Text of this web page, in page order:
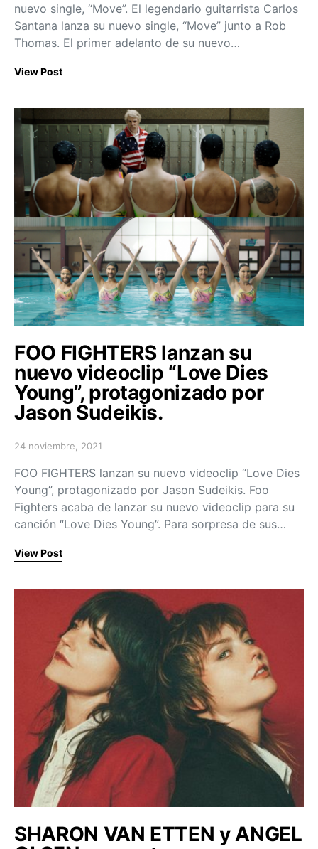
nuevo single, “Move”. El legendario guitarrista Carlos
Santana lanza su nuevo single, “Move” junto a Rob
Thomas. El primer adelanto de su nuevo…
View Post
FOO FIGHTERS lanzan su
nuevo videoclip “Love Dies
Young”, protagonizado por
Jason Sudeikis.
Posted on
24 noviembre, 2021
FOO FIGHTERS lanzan su nuevo videoclip “Love Dies
Young”, protagonizado por Jason Sudeikis. Foo
Fighters acaba de lanzar su nuevo videoclip para su
canción “Love Dies Young”. Para sorpresa de sus…
View Post
SHARON VAN ETTEN y ANGEL